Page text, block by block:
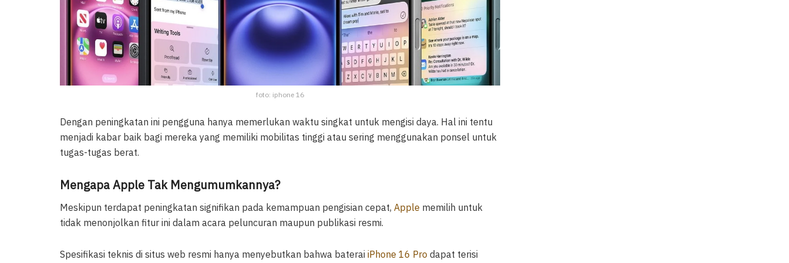
foto: iphone 16
Dengan peningkatan ini pengguna hanya memerlukan waktu singkat untuk mengisi daya. Hal ini tentu
menjadi kabar baik bagi mereka yang memiliki mobilitas tinggi atau sering menggunakan ponsel untuk
tugas-tugas berat.
Mengapa Apple Tak Mengumumkannya?
Meskipun terdapat peningkatan signifikan pada kemampuan pengisian cepat, Apple memilih untuk
tidak menonjolkan fitur ini dalam acara peluncuran maupun publikasi resmi.
Spesifikasi teknis di situs web resmi hanya menyebutkan bahwa baterai iPhone 16 Pro dapat terisi